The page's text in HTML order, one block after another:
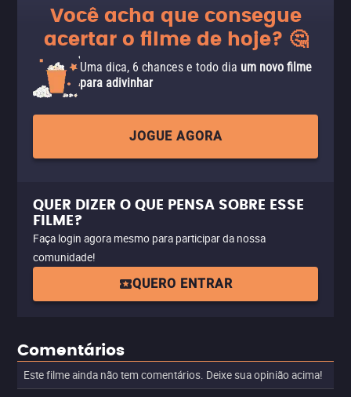
Você acha que consegue
acertar o filme de hoje? 🤔
Uma dica, 6 chances e todo dia um novo filme
para adivinhar
JOGUE AGORA
QUER DIZER O QUE PENSA SOBRE ESSE
FILME?
Faça login agora mesmo para participar da nossa
comunidade!
QUERO ENTRAR
Comentários
Este filme ainda não tem comentários. Deixe sua opinião acima!